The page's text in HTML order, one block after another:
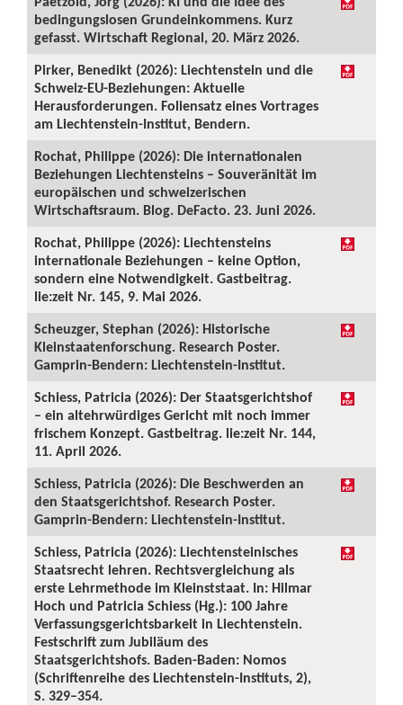
bedingungslosen Grundeinkommens. Kurz
gefasst. Wirtschaft Regional, 20. März 2026.
Pirker, Benedikt (2026): Liechtenstein und die
Schweiz-EU-Beziehungen: Aktuelle
Herausforderungen. Foliensatz eines Vortrages
am Liechtenstein-Institut, Bendern.
Rochat, Philippe (2026): Die internationalen
Beziehungen Liechtensteins – Souveränität im
europäischen und schweizerischen
Wirtschaftsraum. Blog. DeFacto. 23. Juni 2026.
Rochat, Philippe (2026): Liechtensteins
internationale Beziehungen – keine Option,
sondern eine Notwendigkeit. Gastbeitrag.
lie:zeit Nr. 145, 9. Mai 2026.
Scheuzger, Stephan (2026): Historische
Kleinstaatenforschung. Research Poster.
Gamprin-Bendern: Liechtenstein-Institut.
Schiess, Patricia (2026): Der Staatsgerichtshof
– ein altehrwürdiges Gericht mit noch immer
frischem Konzept. Gastbeitrag. lie:zeit Nr. 144,
11. April 2026.
Schiess, Patricia (2026): Die Beschwerden an
den Staatsgerichtshof. Research Poster.
Gamprin-Bendern: Liechtenstein-Institut.
Schiess, Patricia (2026): Liechtensteinisches
Staatsrecht lehren. Rechtsvergleichung als
erste Lehrmethode im Kleinststaat. In: Hilmar
Hoch und Patricia Schiess (Hg.): 100 Jahre
Verfassungsgerichtsbarkeit in Liechtenstein.
Festschrift zum Jubiläum des
Staatsgerichtshofs. Baden-Baden: Nomos
(Schriftenreihe des Liechtenstein-Instituts, 2),
S. 329–354.